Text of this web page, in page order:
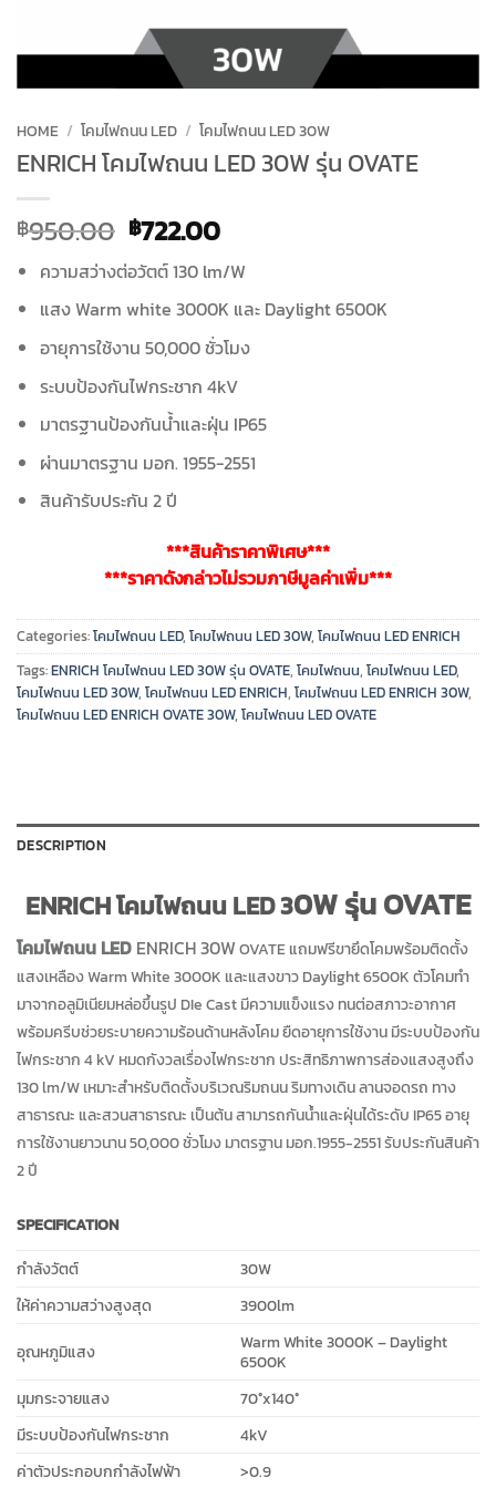
HOME / โคมไฟถนน LED / โคมไฟถนน LED 30W
ENRICH โคมไฟถนน LED 30W รุ่น OVATE
฿950.00 Original
price
was:
฿950.00.
฿722.00Current
price
is:
฿722.00.
ความสว่างต่อวัตต์ 130 lm/W
แสง Warm white 3000K และ Daylight 6500K
อายุการใช้งาน 50,000 ชั่วโมง
ระบบป้องกันไฟกระชาก 4kV
มาตรฐานป้องกันน้ำและฝุ่น IP65
ผ่านมาตรฐาน มอก. 1955-2551
สินค้ารับประกัน 2 ปี
***สินค้าราคาพิเศษ***
***ราคาดังกล่าวไม่รวมภาษีมูลค่าเพิ่ม***
Categories:โคมไฟถนน LED, โคมไฟถนน LED 30W, โคมไฟถนน LED ENRICH
Tags:ENRICH โคมไฟถนน LED 30W รุ่น OVATE, โคมไฟถนน, โคมไฟถนน LED,
โคมไฟถนน LED 30W, โคมไฟถนน LED ENRICH, โคมไฟถนน LED ENRICH 30W,
โคมไฟถนน LED ENRICH OVATE 30W, โคมไฟถนน LED OVATE
DESCRIPTION
ENRICHโคมไฟถนน LED 30Wรุ่น OVATE
โคมไฟถนน LED ENRICH 30WOVATEแถมฟรีขายึดโคมพร้อมติดตั้ง
แสงเหลือง Warm White 3000K และแสงขาว Daylight 6500K ตัวโคมทำ
มาจากอลูมิเนียมหล่อขึ้นรูป DIe Cast มีความแข็งแรง ทนต่อสภาวะอากาศ
พร้อมครีบช่วยระบายความร้อนด้านหลังโคม ยืดอายุการใช้งาน มีระบบป้องกัน
ไฟกระชาก 4 kV หมดกังวลเรื่องไฟกระชาก ประสิทธิภาพการส่องแสงสูงถึง
130 lm/W เหมาะสำหรับติดตั้งบริเวณริมถนน ริมทางเดิน ลานจอดรถ ทาง
สาธารณะ และสวนสาธารณะ เป็นต้น สามารถกันน้ำและฝุ่นได้ระดับ IP65 อายุ
การใช้งานยาวนาน 50,000 ชั่วโมง มาตรฐาน มอก.1955-2551 รับประกันสินค้า
2 ปี
SPECIFICATION
กำลังวัตต์
30W
ให้ค่าความสว่างสูงสุด
3900lm
อุณหภูมิแสง
Warm White 3000K – Daylight
6500K
มุมกระจายแสง
70°x140°
มีระบบป้องกันไฟกระชาก
4kV
ค่าตัวประกอบกกำลังไฟฟ้า
>0.9